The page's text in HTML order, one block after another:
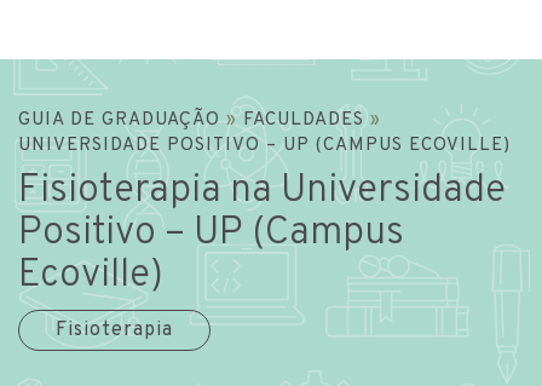
GUIA DE GRADUAÇÃO»FACULDADES»
UNIVERSIDADE POSITIVO – UP (CAMPUS ECOVILLE)
Fisioterapia na Universidade
Positivo – UP (Campus
Ecoville)
Fisioterapia